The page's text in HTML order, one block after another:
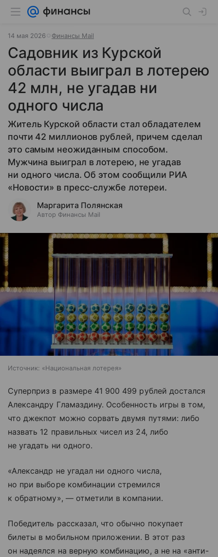
14 мая 2026 Финансы Mail
Садовник из Курской
области выиграл в лотерею
42 млн, не угадав ни
одного числа
Житель Курской области стал обладателем
почти 42 миллионов рублей, причем сделал
это самым неожиданным способом.
Мужчина выиграл в лотерею, не угадав
ни одного числа. Об этом сообщили РИА
«Новости» в пресс-службе лотереи.
Маргарита Полянская
Автор Финансы Mail
Источник: «Национальная лотерея»
Суперприз в размере 41 900 499 рублей достался
Александру Гламаздину. Особенность игры в том,
что джекпот можно сорвать двумя путями: либо
назвать 12 правильных чисел из 24, либо
не угадать ни одного.
«Александр не угадал ни одного числа,
но при выборе комбинации стремился
к обратному», — отметили в компании.
Победитель рассказал, что обычно покупает
билеты в мобильном приложении. В этот раз
он надеялся на верную комбинацию, а не на «анти-